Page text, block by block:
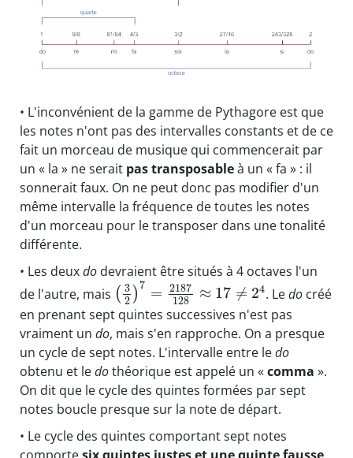
• L'inconvénient de la gamme de Pythagore est que
les notes n'ont pas des intervalles constants et de ce
fait un morceau de musique qui commencerait par
un « la » ne serait pas transposableà un « fa » : il
sonnerait faux. On ne peut donc pas modifier d'un
même intervalle la fréquence de toutes les notes
d'un morceau pour le transposer dans une tonalité
différente.
• Les deuxdo devraient être situés à 4 octaves l'un
de l'autre, mais ( 3
2 )7 = 2187
128
≈ 17 ≠ 24. Ledocréé
en prenant sept quintes successives n'est pas
vraiment un do, mais s'en rapproche. On a presque
un cycle de sept notes. L'intervalle entre ledo
obtenu et ledothéorique est appelé un «comma ».
On dit que le cycle des quintes formées par sept
notes boucle presque sur la note de départ.
• Le cycle des quintes comportant sept notes